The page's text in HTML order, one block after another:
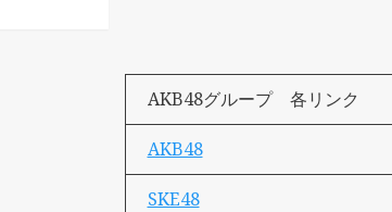
AKB48グループ 各リンク
AKB48
SKE48